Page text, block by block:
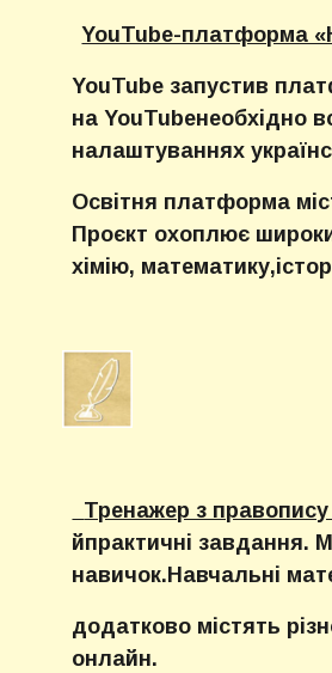
YouTube-платформа
YouTube запустив
на YouTubeнеобхідно
налаштуваннях
Освітня платформа
Проєкт охоплює
хімію,
Тренажер з правопису
йпрактичні завдання.
навичок.Навчальні
додатково містять
онлайн.